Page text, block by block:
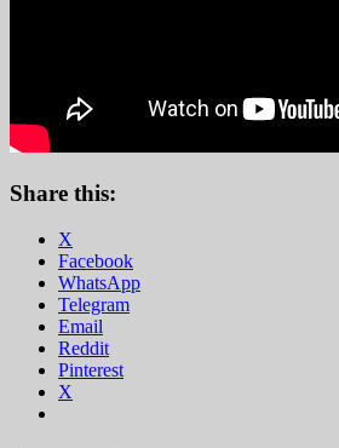
Share this:
X
Facebook
WhatsApp
Telegram
Email
Reddit
Pinterest
X